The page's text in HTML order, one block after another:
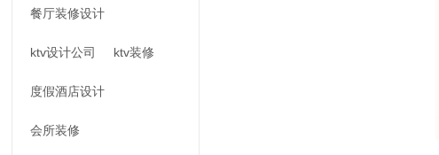
餐厅装修设计
ktv设计公司 ktv装修
度假酒店设计
会所装修